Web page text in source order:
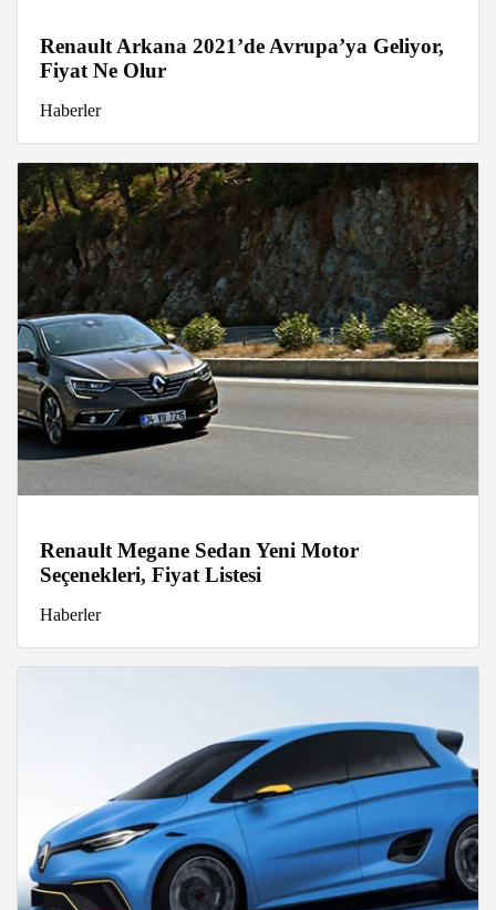
Renault Arkana 2021’de Avrupa’ya Geliyor,
Fiyat Ne Olur
Haberler
Renault Megane Sedan Yeni Motor
Seçenekleri, Fiyat Listesi
Haberler